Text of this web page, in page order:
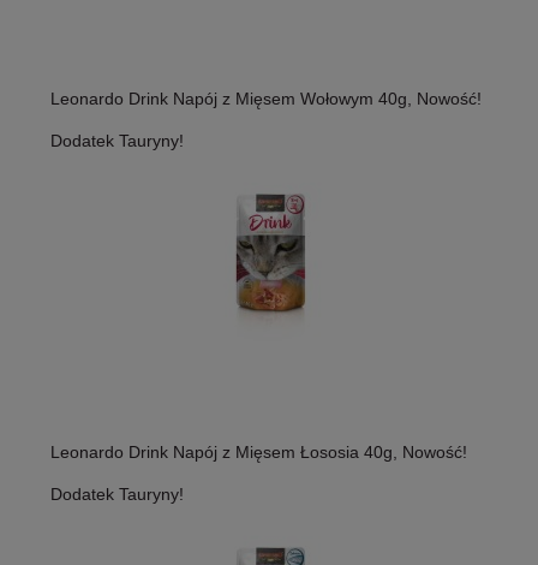
Leonardo Drink Napój z Mięsem Wołowym 40g, Nowość!
Dodatek Tauryny!
Leonardo Drink Napój z Mięsem Łososia 40g, Nowość!
Dodatek Tauryny!